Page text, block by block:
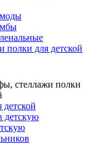
для детской
стеллажи полки
детскую